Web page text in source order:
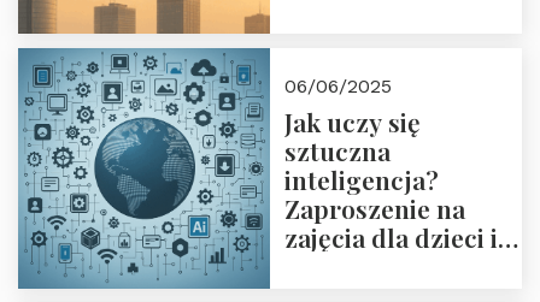
06/06/2025
Jak uczy się
sztuczna
inteligencja?
Zaproszenie na
zajęcia dla dzieci i